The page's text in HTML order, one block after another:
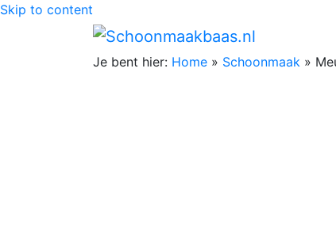
Skip to content
Je bent hier: Home » Schoonmaak »